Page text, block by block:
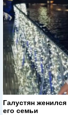
Галустян
его семьи